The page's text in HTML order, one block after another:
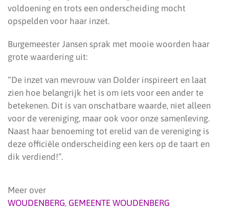
voldoening en trots een onderscheiding mocht
opspelden voor haar inzet.
Burgemeester Jansen sprak met mooie woorden haar
grote waardering uit:
“De inzet van mevrouw van Dolder inspireert en laat
zien hoe belangrijk het is om iets voor een ander te
betekenen. Dit is van onschatbare waarde, niet alleen
voor de vereniging, maar ook voor onze samenleving.
Naast haar benoeming tot erelid van de vereniging is
deze officiële onderscheiding een kers op de taart en
dik verdiend!”.
Meer over
WOUDENBERG, GEMEENTE WOUDENBERG